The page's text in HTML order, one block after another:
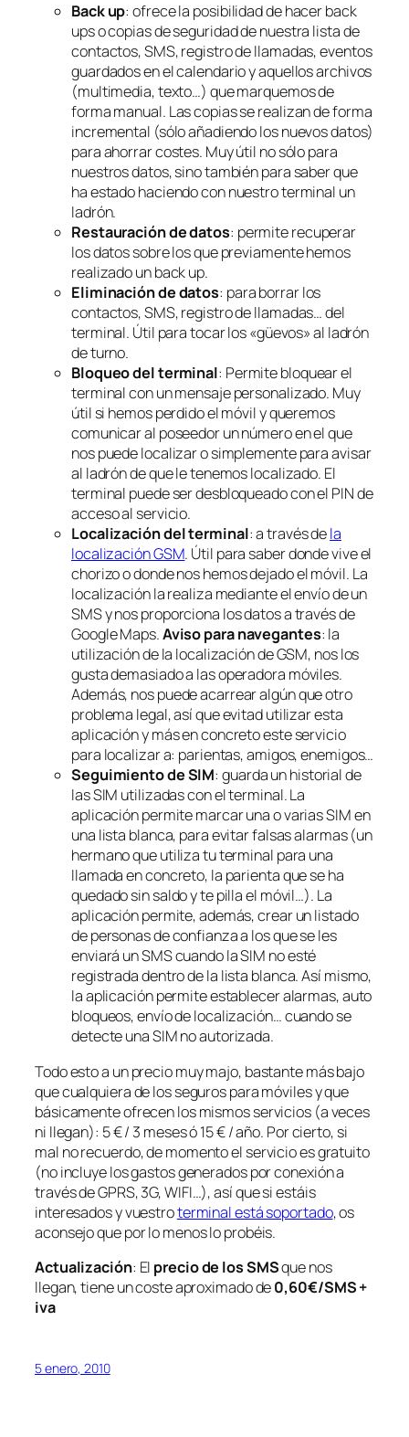
Back up: ofrece la posibilidad de hacer back
ups o copias de seguridad de nuestra lista de
contactos, SMS, registro de llamadas, eventos
guardados en el calendario y aquellos archivos
(multimedia, texto…) que marquemos de
forma manual. Las copias se realizan de forma
incremental (sólo añadiendo los nuevos datos)
para ahorrar costes. Muy útil no sólo para
nuestros datos, sino también para saber que
ha estado haciendo con nuestro terminal un
ladrón.
Restauración de datos: permite recuperar
los datos sobre los que previamente hemos
realizado un back up.
Eliminación de datos: para borrar los
contactos, SMS, registro de llamadas… del
terminal. Útil para tocar los «güevos» al ladrón
de turno.
Bloqueo del terminal: Permite bloquear el
terminal con un mensaje personalizado. Muy
útil si hemos perdido el móvil y queremos
comunicar al poseedor un número en el que
nos puede localizar o simplemente para avisar
al ladrón de que le tenemos localizado. El
terminal puede ser desbloqueado con el PIN de
acceso al servicio.
Localización del terminal: a través dela
localización GSM. Útil para saber donde vive el
chorizo o donde nos hemos dejado el móvil. La
localización la realiza mediante el envío de un
SMS y nos proporciona los datos a través de
Google Maps.Aviso para navegantes: la
utilización de la localización de GSM, nos los
gusta demasiado a las operadora móviles.
Además, nos puede acarrear algún que otro
problema legal, así que evitad utilizar esta
aplicación y más en concreto este servicio
para localizar a: parientas, amigos, enemigos…
Seguimiento de SIM: guarda un historial de
las SIM utilizadas con el terminal. La
aplicación permite marcar una o varias SIM en
una lista blanca, para evitar falsas alarmas (un
hermano que utiliza tu terminal para una
llamada en concreto, la parienta que se ha
quedado sin saldo y te pilla el móvil…). La
aplicación permite, además, crear un listado
de personas de confianza a los que se les
enviará un SMS cuando la SIM no esté
registrada dentro de la lista blanca. Así mismo,
la aplicación permite establecer alarmas, auto
bloqueos, envío de localización… cuando se
detecte una SIM no autorizada.
Todo esto a un precio muy majo, bastante más bajo
que cualquiera de los seguros para móviles y que
básicamente ofrecen los mismos servicios (a veces
ni llegan): 5 € / 3 meses ó 15 € / año. Por cierto, si
mal no recuerdo, de momento el servicio es gratuito
(no incluye los gastos generados por conexión a
través de GPRS, 3G, WIFI…), así que si estáis
interesados y vuestroterminal está soportado, os
aconsejo que por lo menos lo probéis.
Actualización: El precio de los SMSque nos
llegan, tiene un coste aproximado de0,60€/SMS +
iva
5 enero, 2010